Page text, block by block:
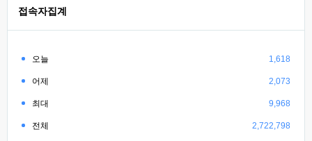
접속자집계
오늘 1,618
어제 2,073
최대 9,968
전체 2,722,798